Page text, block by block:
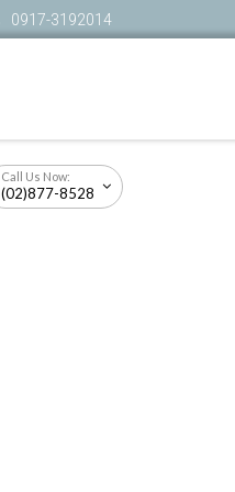
0917-3192014
Call Us Now:
(02)877-8528